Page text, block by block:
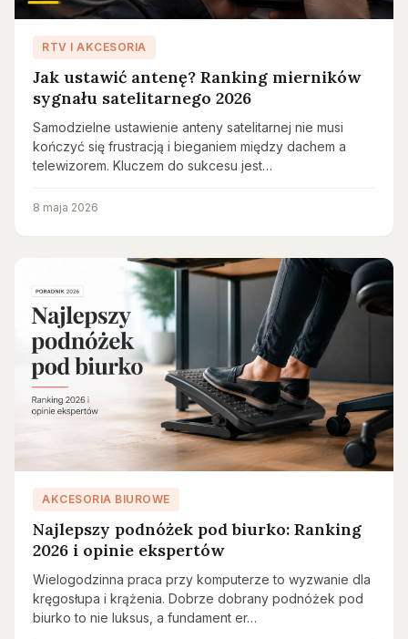
RTV I AKCESORIA
Jak ustawić antenę? Ranking mierników
sygnału satelitarnego 2026
Samodzielne ustawienie anteny satelitarnej nie musi
kończyć się frustracją i bieganiem między dachem a
telewizorem. Kluczem do sukcesu jest…
8 maja 2026
AKCESORIA BIUROWE
Najlepszy podnóżek pod biurko: Ranking
2026 i opinie ekspertów
Wielogodzinna praca przy komputerze to wyzwanie dla
kręgosłupa i krążenia. Dobrze dobrany podnóżek pod
biurko to nie luksus, a fundament er…